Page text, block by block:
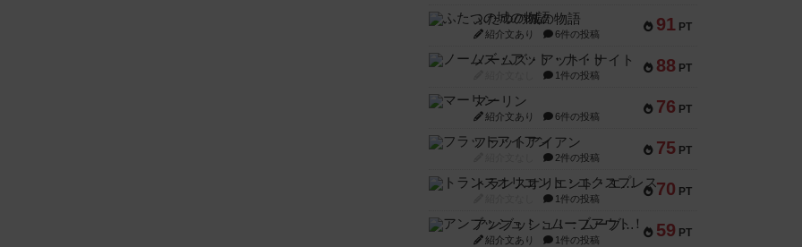
91 PT
ふたつの城の物語
紹介文あり 6件の投稿
88 PT
ノームズ・アット・ナイト
1件の投稿
76 PT
マーリン
紹介文あり 6件の投稿
75 PT
フラットアイアン
2件の投稿
70 PT
トランスオリエント・エクスプレス
1件の投稿
59 PT
アンブッシュ！：ムーブアウト！
紹介文あり 1件の投稿